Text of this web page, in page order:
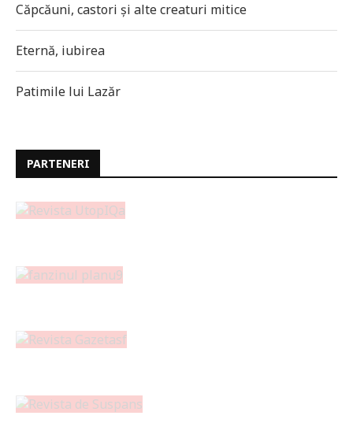
Căpcăuni, castori și alte creaturi mitice
Eternă, iubirea
Patimile lui Lazăr
PARTENERI